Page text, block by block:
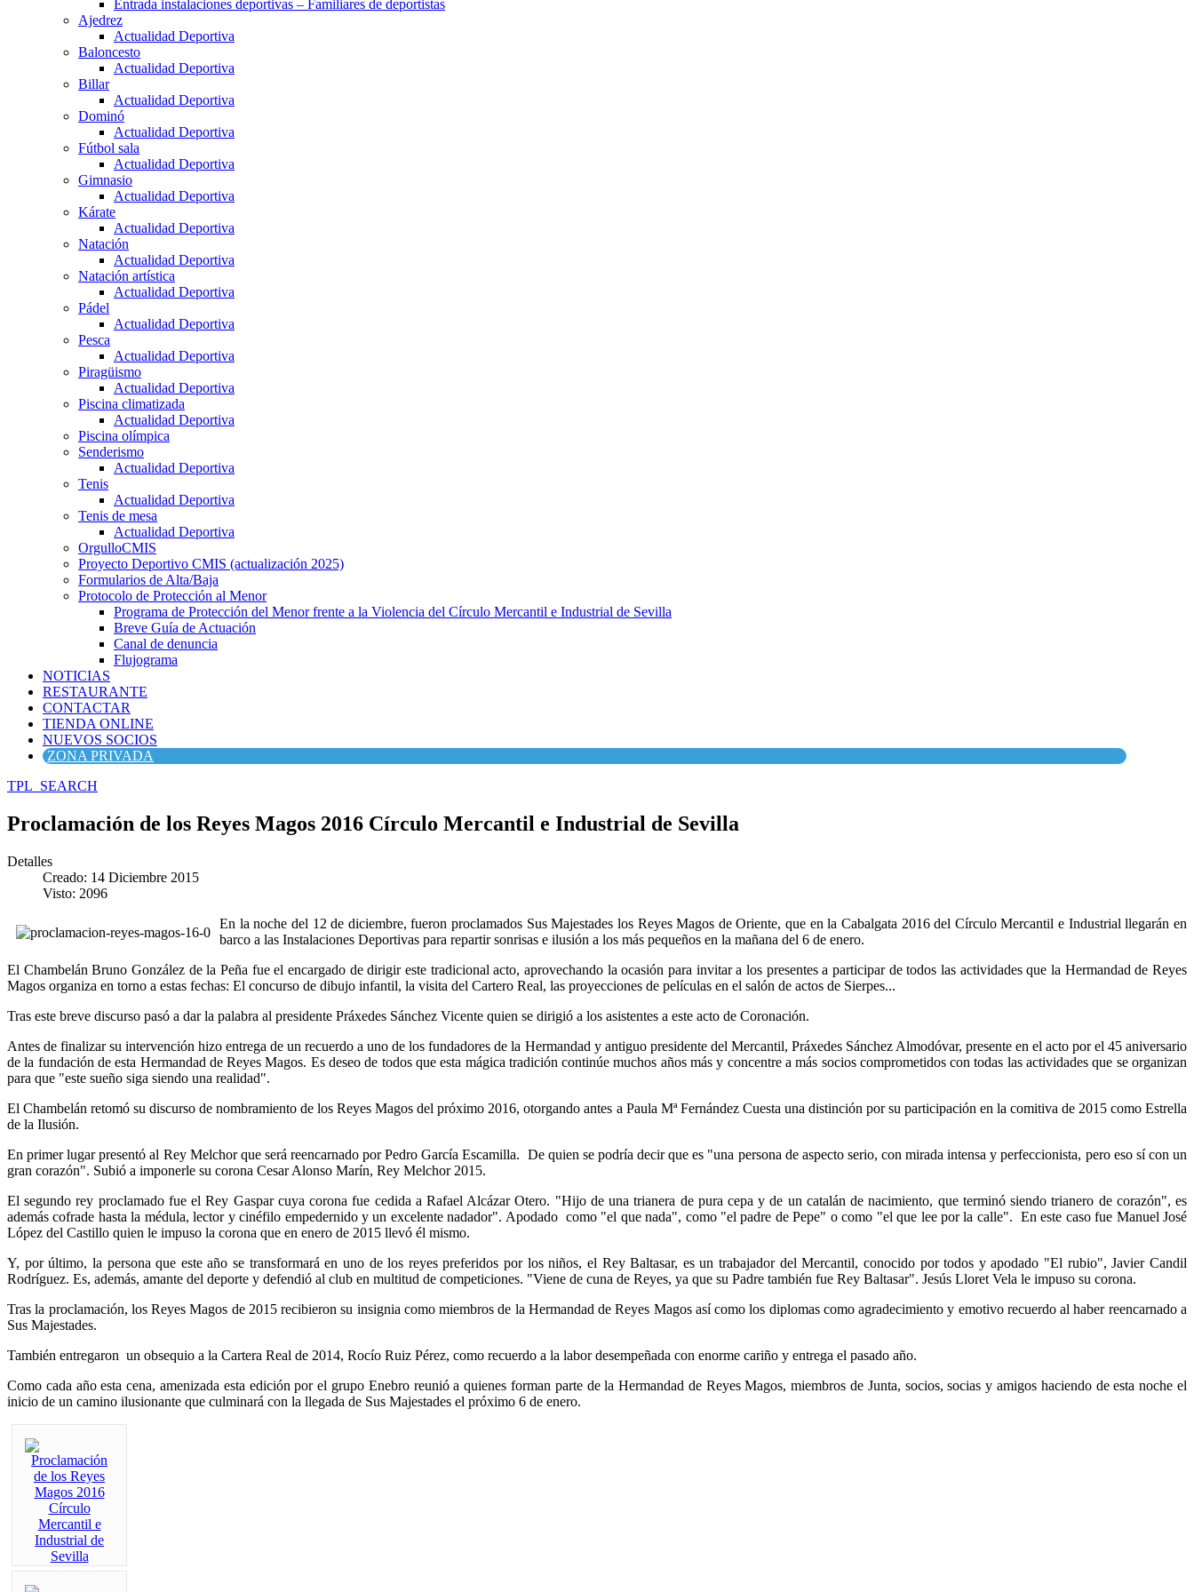
Entrada instalaciones deportivas – Familiares de deportistas
Ajedrez
Actualidad Deportiva
Baloncesto
Actualidad Deportiva
Billar
Actualidad Deportiva
Dominó
Actualidad Deportiva
Fútbol sala
Actualidad Deportiva
Gimnasio
Actualidad Deportiva
Kárate
Actualidad Deportiva
Natación
Actualidad Deportiva
Natación artística
Actualidad Deportiva
Pádel
Actualidad Deportiva
Pesca
Actualidad Deportiva
Piragüismo
Actualidad Deportiva
Piscina climatizada
Actualidad Deportiva
Piscina olímpica
Senderismo
Actualidad Deportiva
Tenis
Actualidad Deportiva
Tenis de mesa
Actualidad Deportiva
OrgulloCMIS
Proyecto Deportivo CMIS (actualización 2025)
Formularios de Alta/Baja
Protocolo de Protección al Menor
Programa de Protección del Menor frente a la Violencia del Círculo Mercantil e Industrial de Sevilla
Breve Guía de Actuación
Canal de denuncia
Flujograma
NOTICIAS
RESTAURANTE
CONTACTAR
TIENDA ONLINE
NUEVOS SOCIOS
ZONA PRIVADA
TPL_SEARCH
Proclamación de los Reyes Magos 2016 Círculo Mercantil e Industrial de Sevilla
Detalles
Creado: 14 Diciembre 2015
Visto: 2096
En la noche del 12 de diciembre, fueron proclamados Sus Majestades los Reyes Magos de Oriente, que en la Cabalgata 2016 del Círculo Mercantil e Industrial llegarán en
barco a las Instalaciones Deportivas para repartir sonrisas e ilusión a los más pequeños en la mañana del 6 de enero.
El Chambelán Bruno González de la Peña fue el encargado de dirigir este tradicional acto, aprovechando la ocasión para invitar a los presentes a participar de todos las actividades que la Hermandad de Reyes
Magos organiza en torno a estas fechas: El concurso de dibujo infantil, la visita del Cartero Real, las proyecciones de películas en el salón de actos de Sierpes...
Tras este breve discurso pasó a dar la palabra al presidente Práxedes Sánchez Vicente quien se dirigió a los asistentes a este acto de Coronación.
Antes de finalizar su intervención hizo entrega de un recuerdo a uno de los fundadores de la Hermandad y antiguo presidente del Mercantil, Práxedes Sánchez Almodóvar, presente en el acto por el 45 aniversario
de la fundación de esta Hermandad de Reyes Magos. Es deseo de todos que esta mágica tradición continúe muchos años más y concentre a más socios comprometidos con todas las actividades que se organizan
para que "este sueño siga siendo una realidad".
El Chambelán retomó su discurso de nombramiento de los Reyes Magos del próximo 2016, otorgando antes a Paula Mª Fernández Cuesta una distinción por su participación en la comitiva de 2015 como Estrella
de la Ilusión.
En primer lugar presentó al Rey Melchor que será reencarnado por Pedro García Escamilla. De quien se podría decir que es "una persona de aspecto serio, con mirada intensa y perfeccionista, pero eso sí con un
gran corazón". Subió a imponerle su corona Cesar Alonso Marín, Rey Melchor 2015.
El segundo rey proclamado fue el Rey Gaspar cuya corona fue cedida a Rafael Alcázar Otero. "Hijo de una trianera de pura cepa y de un catalán de nacimiento, que terminó siendo trianero de corazón", es
además cofrade hasta la médula, lector y cinéfilo empedernido y un excelente nadador". Apodado como "el que nada", como "el padre de Pepe" o como "el que lee por la calle". En este caso fue Manuel José
López del Castillo quien le impuso la corona que en enero de 2015 llevó él mismo.
Y, por último, la persona que este año se transformará en uno de los reyes preferidos por los niños, el Rey Baltasar, es un trabajador del Mercantil, conocido por todos y apodado "El rubio", Javier Candil
Rodríguez. Es, además, amante del deporte y defendió al club en multitud de competiciones. "Viene de cuna de Reyes, ya que su Padre también fue Rey Baltasar". Jesús Lloret Vela le impuso su corona.
Tras la proclamación, los Reyes Magos de 2015 recibieron su insignia como miembros de la Hermandad de Reyes Magos así como los diplomas como agradecimiento y emotivo recuerdo al haber reencarnado a
Sus Majestades.
También entregaron un obsequio a la Cartera Real de 2014, Rocío Ruiz Pérez, como recuerdo a la labor desempeñada con enorme cariño y entrega el pasado año.
Como cada año esta cena, amenizada esta edición por el grupo Enebro reunió a quienes forman parte de la Hermandad de Reyes Magos, miembros de Junta, socios, socias y amigos haciendo de esta noche el
inicio de un camino ilusionante que culminará con la llegada de Sus Majestades el próximo 6 de enero.